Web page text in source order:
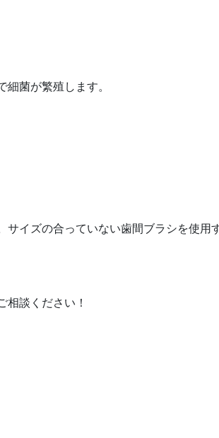
菌が繁殖します。
イズの合っていない歯間ブラシを使用
談ください！